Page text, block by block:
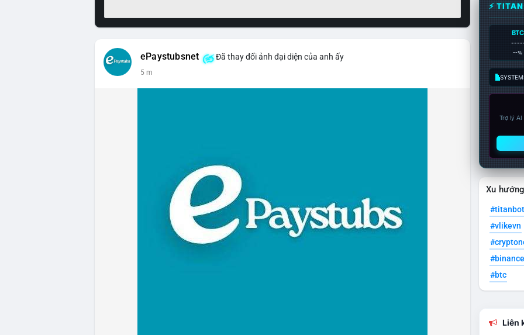
ePaystubsnet Đã thay đổi ảnh đại diện của anh ấy
5 m
⚡
BTC
--%
Trợ lý
Xu
#titanbot
#vlikevn
#btc
Liên